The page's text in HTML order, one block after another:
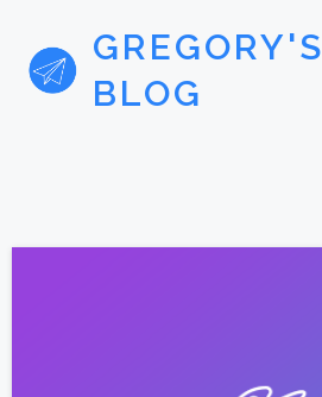
GREGORY'S
BLOG